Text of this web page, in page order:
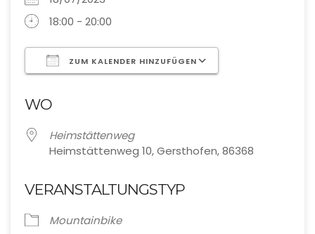
18:00 - 20:00
ZUM KALENDER HINZUFÜGEN
WO
Heimstättenweg
Heimstättenweg 10, Gersthofen, 86368
VERANSTALTUNGSTYP
Mountainbike